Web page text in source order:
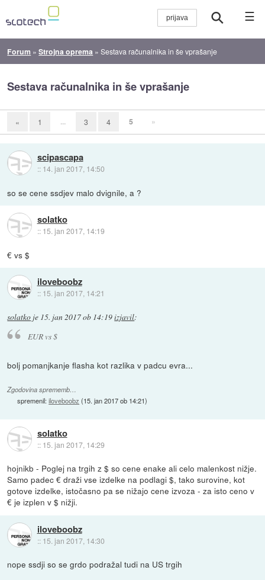
☰
Forum »Strojna oprema »Sestava računalnika in še vprašanje
Sestava računalnika in še vprašanje
« 1 ... 3 4 5 »
scipascapa
:: 14. jan 2017, 14:50
so se cene ssdjev malo dvignile, a ?
solatko
:: 15. jan 2017, 14:19
€ vs $
iloveboobz
:: 15. jan 2017, 14:21
solatko je 15. jan 2017 ob 14:19izjavil:
EUR vs $
bolj pomanjkanje flasha kot razlika v padcu evra...
Zgodovina sprememb…
spremenil:iloveboobz (15. jan 2017 ob 14:21)
solatko
:: 15. jan 2017, 14:29
hojnikb - Poglej na trgih z $ so cene enake ali celo malenkost nižje.
Samo padec € draži vse izdelke na podlagi $, tako surovine, kot
gotove izdelke, istočasno pa se nižajo cene izvoza - za isto ceno v
€ je izplen v $ nižji.
iloveboobz
:: 15. jan 2017, 14:30
nope ssdji so se grdo podražal tudi na US trgih